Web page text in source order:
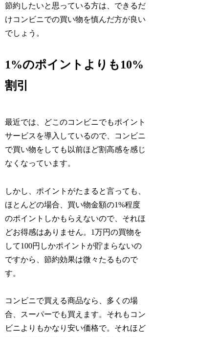
節約したいと思っている方は、できるだ
けコンビニでの買い物を慎んだ方が良い
でしょう。
1%のポイントよりも10%
割引
最近では、どこのコンビニでもポイント
サービスを導入しているので、コンビニ
で買い物をしても以前ほど割高感を感じ
なくなっています。
しかし、ポイントがたまると言っても、
ほとんどの場合、買い物金額の1%程度
のポイントしかもらえないので、それほ
どお得感はありません。1万円の買物を
して100円しかポイントが貯まらないの
ですから、節約効果は微々たるもので
す。
コンビニで買える商品なら、多くの場
合、スーパーでも買えます。それもコン
ビニよりもかなり安い価格で。それほど